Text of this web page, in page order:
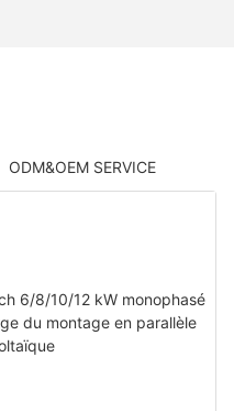
ODM&OEM SERVICE